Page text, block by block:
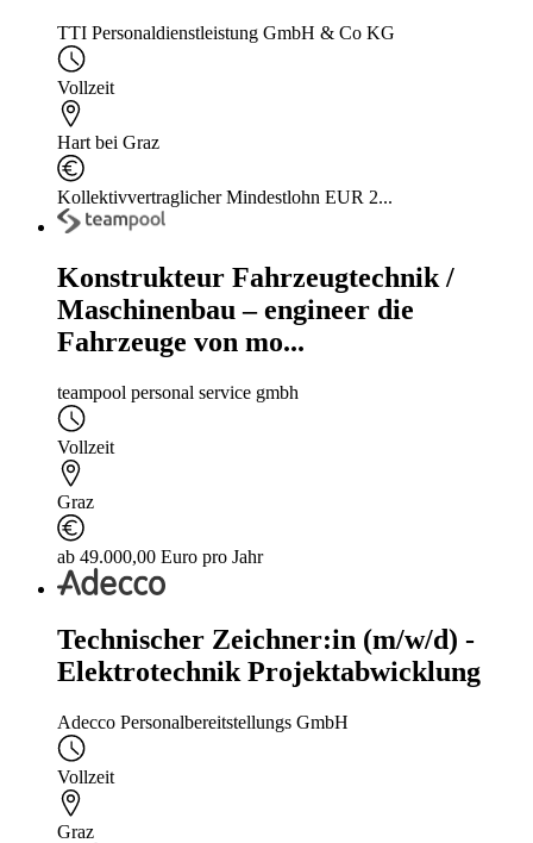
TTI Personaldienstleistung GmbH & Co KG
Vollzeit
Hart bei Graz
Kollektivvertraglicher Mindestlohn EUR 2...
Konstrukteur Fahrzeugtechnik /
Maschinenbau – engineer die
Fahrzeuge von mo...
teampool personal service gmbh
Vollzeit
Graz
ab 49.000,00 Euro pro Jahr
Technischer Zeichner:in (m/w/d) -
Elektrotechnik Projektabwicklung
Adecco Personalbereitstellungs GmbH
Vollzeit
Graz